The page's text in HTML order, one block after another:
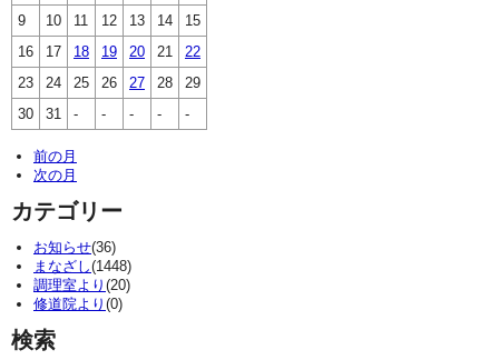
9
10 11 12 13 14
15
16
17 18 19 20 21
22
23
24 25 26 27 28
29
30
31 - - - - -
前の月
次の月
カテゴリー
お知らせ(36)
まなざし(1448)
調理室より (20)
修道院より (0)
検索